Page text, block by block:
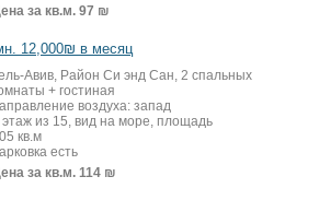
за кв.м. 97 ₪
12,000₪ в месяц
Авив, Район Си энд Сан, 2 спальных
+ гостиная
воздуха: запад
этаж из 15, вид на море, площадь
кв.м
есть
за кв.м. 114 ₪